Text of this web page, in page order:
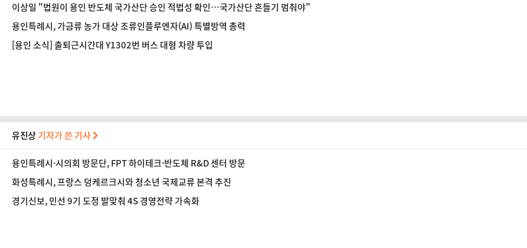
이상일 "법원이 용인 반도체 국가산단 승인 적법성 확인…국가산단 흔들기 멈춰야"
용인특례시, 가금류 농가 대상 조류인플루엔자(AI) 특별방역 총력
[용인 소식] 출퇴근시간대 Y1302번 버스 대형 차량 투입
유진상기자가 쓴 기사
용인특례시·시의회 방문단, FPT 하이테크·반도체 R&D 센터 방문
화성특례시, 프랑스 덩케르크시와 청소년 국제교류 본격 추진
경기신보, 민선 9기 도정 발맞춰 4S 경영전략 가속화